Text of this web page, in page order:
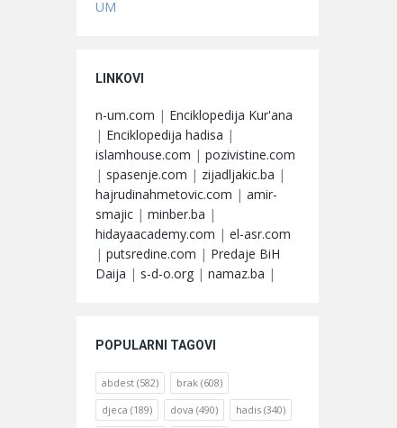
UM
LINKOVI
n-um.com | Enciklopedija Kur'ana
| Enciklopedija hadisa |
islamhouse.com | pozivistine.com
| spasenje.com | zijadljakic.ba |
hajrudinahmetovic.com | amir-
smajic | minber.ba |
hidayaacademy.com | el-asr.com
| putsredine.com | Predaje BiH
Daija | s-d-o.org | namaz.ba |
POPULARNI TAGOVI
abdest (582) brak (608)
djeca (189) dova (490) hadis (340)